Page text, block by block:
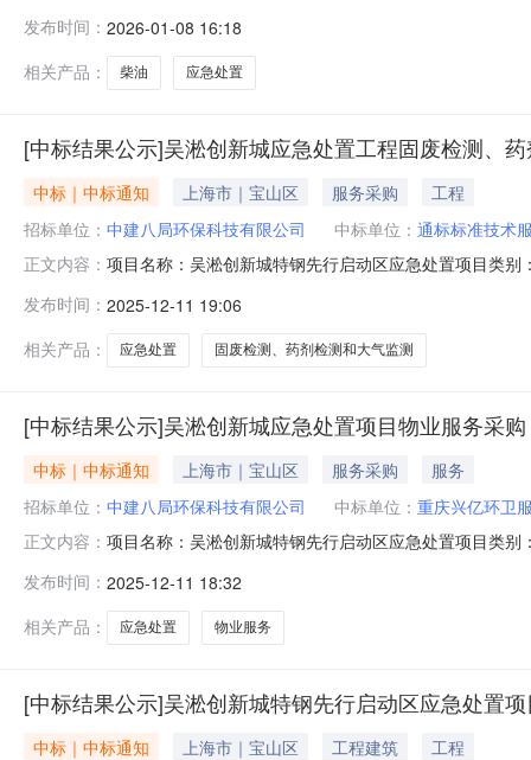
发布时间： 2026-01-08 16:18
相关产品：
柴油 应急处置
[中标结果公示]吴淞创新城应急处置工程固废检测、
中标｜中标通知 上海市｜宝山区 服务采购
工程
招标单位： 中建八局环保科技有限公司 中标单位： 通标标准技术
正文内容： 项目名称：吴淞创新城特钢先行启动区应急处置项目类
发布时间： 2025-12-11 19:06
相关产品：
应急处置 固废检测、药剂检测和大气监测
[中标结果公示]吴淞创新城应急处置项目物业服务采购
中标｜中标通知 上海市｜宝山区 服务采购
服务
招标单位： 中建八局环保科技有限公司 中标单位： 重庆兴亿环卫
正文内容： 项目名称：吴淞创新城特钢先行启动区应急处置项目类
发布时间： 2025-12-11 18:32
相关产品：
应急处置 物业服务
[中标结果公示]吴淞创新城特钢先行启动区应急处置
中标｜中标通知 上海市｜宝山区 工程建筑
工程